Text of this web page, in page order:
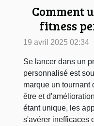
Comment
fitness
19 avril 2025 02:34
Se lancer dans un
personnalisé est
marque un tournant
être et
étant unique, les
s'avérer inefficaces